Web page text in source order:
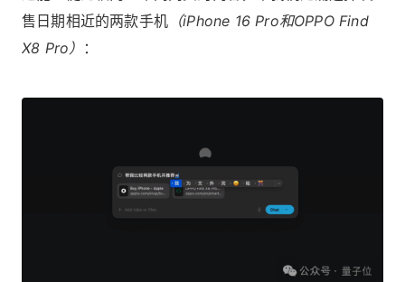
售日期相近的两款手机 （iPhone 16 Pro和OPPO Find
X8 Pro） ：